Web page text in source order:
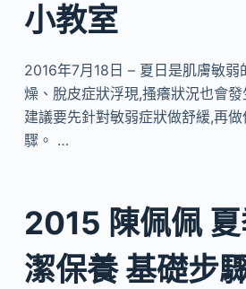
小教室
2016年7月18日 – 夏日是肌膚敏弱
燥、脫皮症狀浮現,搔癢狀況也會
建議要先針對敏弱症狀做舒緩,再
驟。 …
2015 陳佩佩
潔保養 基礎步